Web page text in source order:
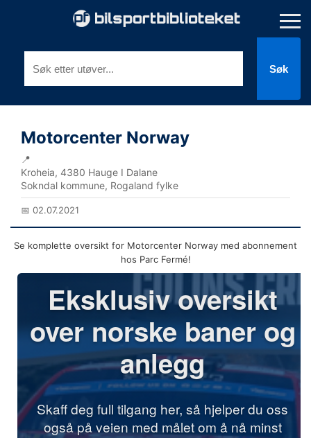
Søk
Motorcenter Norway
📍
Kroheia, 4380 Hauge I Dalane
Sokndal kommune, Rogaland fylke
📅 02.07.2021
Se komplette oversikt for Motorcenter Norway med abonnement
hos Parc Fermé!